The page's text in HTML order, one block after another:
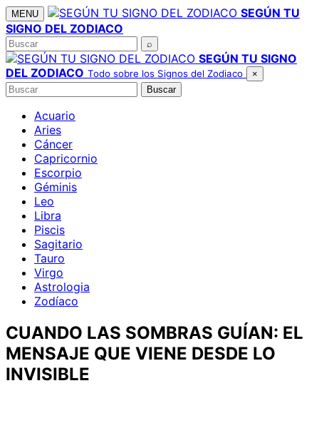
Saltar
al
contenido
MENU
SEGÚN TU
SIGNO DEL ZODIACO
Buscar
⌕
SEGÚN TU SIGNO
DEL ZODIACO Todo sobre los Signos del Zodiaco ×
Buscar Buscar
Acuario
Aries
Cáncer
Capricornio
Escorpio
Géminis
Leo
Libra
Piscis
Sagitario
Tauro
Virgo
Astrologia
Zodíaco
CUANDO LAS SOMBRAS GUÍAN: EL
MENSAJE QUE VIENE DESDE LO
INVISIBLE